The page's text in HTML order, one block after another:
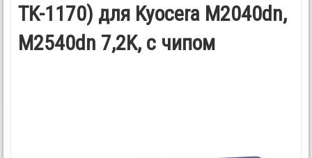
TK-1170) для Kyocera M2040dn,
M2540dn 7,2K, с чипом